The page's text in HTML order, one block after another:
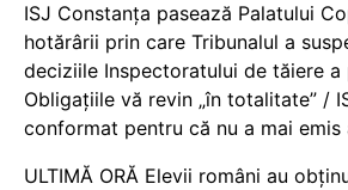
ISJ Constanța pasează Palatului
hotărârii prin care Tribunalul a
deciziile Inspectoratului de tăiere
Obligațiile vă revin „în totalitate” /
conformat pentru că nu a mai emis
ULTIMĂ ORĂ Elevii români au